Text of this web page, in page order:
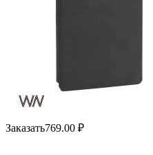
Заказать769.00 ₽